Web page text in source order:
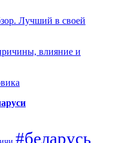
Лучший в своей
влияние и
#беларусь